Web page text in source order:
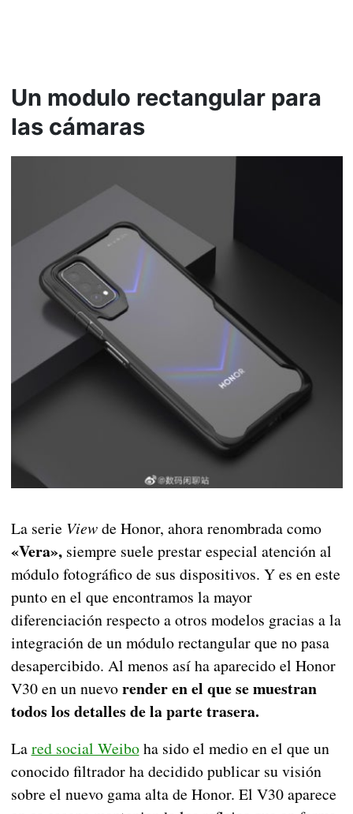
Un modulo rectangular para
las cámaras
La serie Viewde Honor, ahora renombrada como
«Vera»,siempre suele prestar especial atención al
módulo fotográfico de sus dispositivos. Y es en este
punto en el que encontramos la mayor
diferenciación respecto a otros modelos gracias a la
integración de un módulo rectangular que no pasa
desapercibido. Al menos así ha aparecido el Honor
V30 en un nuevorender en el que se muestran
todos los detalles de la parte trasera.
Lared social Weiboha sido el medio en el que un
conocido filtrador ha decidido publicar su visión
sobre el nuevo gama alta de Honor. El V30 aparece